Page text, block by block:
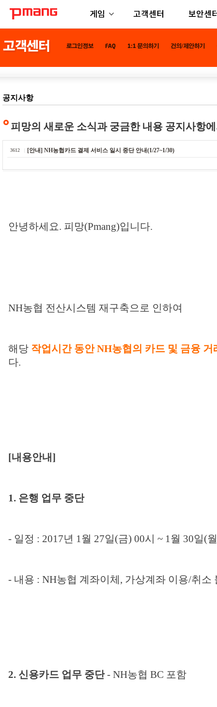
게임 고객센터 보안센
공지사항
피망의 새로운 소식과 궁금한 내용 공지사항
3612 [안내] NH농협카드 결제 서비스 일시 중단 안내(1/27~1/30)
안녕하세요. 피망(Pmang)입니다.
NH농협 전산시스템 재구축으로 인하여
해당 작업시간 동안NH농협의 카드 및 금융
다.
[내용안내]
1. 은행 업무 중단
- 일정 : 2017년 1월 27일(금) 00시 ~ 1월 30일(월
- 내용 : NH농협 계좌이체, 가상계좌 이용/취소
2. 신용카드 업무 중단- NH농협 BC 포함